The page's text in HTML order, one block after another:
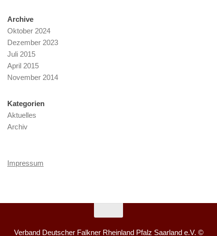
Archive
Oktober 2024
Dezember 2023
Juli 2015
April 2015
November 2014
Kategorien
Aktuelles
Archiv
Impressum
Verband Deutscher Falkner Rheinland Pfalz Saarland e.V. ©